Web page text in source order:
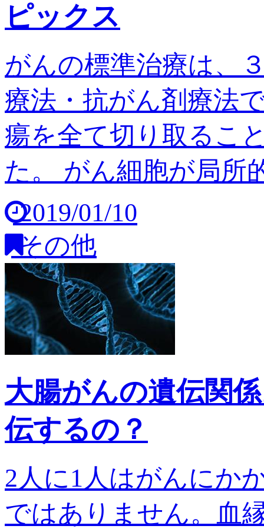
ピックス
がんの標準治療は、
療法・抗がん剤療法
瘍を全て切り取るこ
た。 がん細胞が局所
2019/01/10
その他
大腸がんの遺伝関
伝するの？
2人に1人はがんにか
ではありません。血